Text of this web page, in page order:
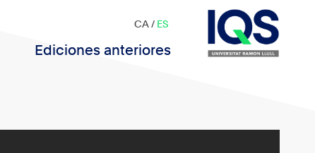
Ediciones anteriores
CA/ ES